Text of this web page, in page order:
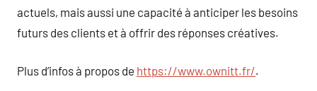
actuels, mais aussi une capacité à anticiper les besoins
futurs des clients et à offrir des réponses créatives.
Plus d’infos à propos de https://www.ownitt.fr/.